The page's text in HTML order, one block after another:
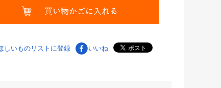
しいものリストに登録 いいね